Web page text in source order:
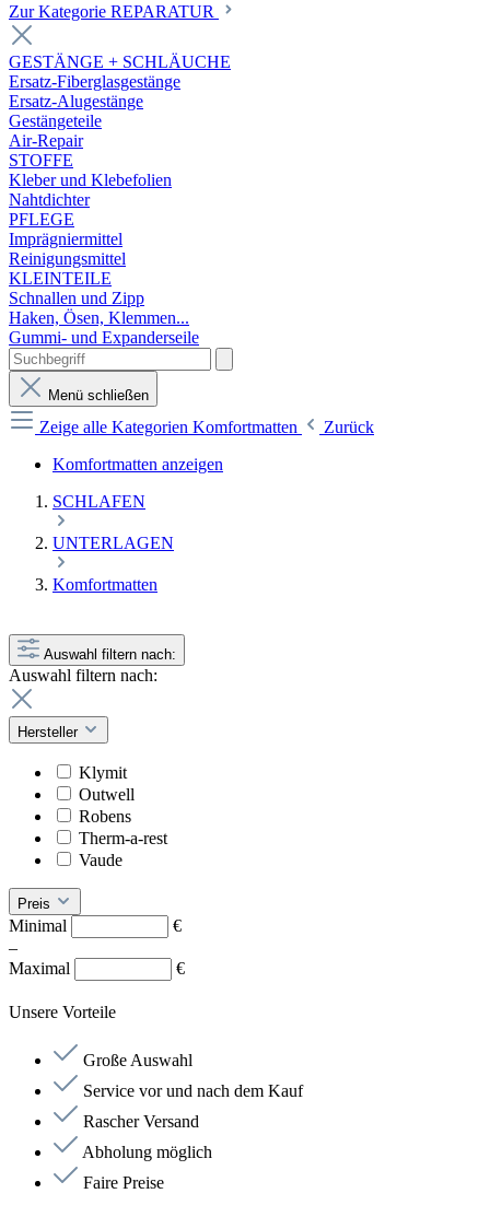
Zur Kategorie REPARATUR
GESTÄNGE + SCHLÄUCHE
Ersatz-Fiberglasgestänge
Ersatz-Alugestänge
Gestängeteile
Air-Repair
STOFFE
Kleber und Klebefolien
Nahtdichter
PFLEGE
Imprägniermittel
Reinigungsmittel
KLEINTEILE
Schnallen und Zipp
Haken, Ösen, Klemmen...
Gummi- und Expanderseile
Menü schließen
Zeige alle Kategorien Komfortmatten
Zurück
Komfortmatten anzeigen
SCHLAFEN
UNTERLAGEN
Komfortmatten
Auswahl filtern nach:
Auswahl filtern nach:
Hersteller
Klymit
Outwell
Robens
Therm-a-rest
Vaude
Preis
Minimal
€
–
Maximal
€
Unsere Vorteile
Große Auswahl
Service vor und nach dem Kauf
Rascher Versand
Abholung möglich
Faire Preise